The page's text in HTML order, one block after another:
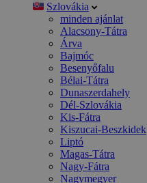
Szlovákia
minden ajánlat
Alacsony-Tátra
Árva
Bajmóc
Besenyőfalu
Bélai-Tátra
Dunaszerdahely
Dél-Szlovákia
Kis-Fátra
Kiszucai-Beszkidek
Liptó
Magas-Tátra
Nagy-Fátra
Nagymegyer